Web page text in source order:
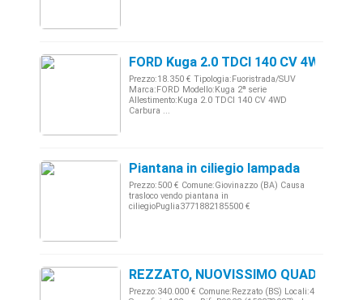
FORD Kuga 2.0 TDCI 140 CV 4WD -
Prezzo:18.350 € Tipologia:Fuoristrada/SUV
Marca:FORD Modello:Kuga 2ª serie
Allestimento:Kuga 2.0 TDCI 140 CV 4WD
Carbura ...
Piantana in ciliegio lampada
Prezzo:500 € Comune:Giovinazzo (BA) Causa
trasloco vendo piantana in
ciliegioPuglia3771882185500 €
REZZATO, NUOVISSIMO
Prezzo:340.000 € Comune:Rezzato (BS) Locali:4